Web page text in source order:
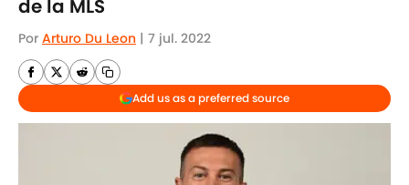
de la MLS
Por Arturo Du Leon | 7 jul. 2022
Add us as a preferred source